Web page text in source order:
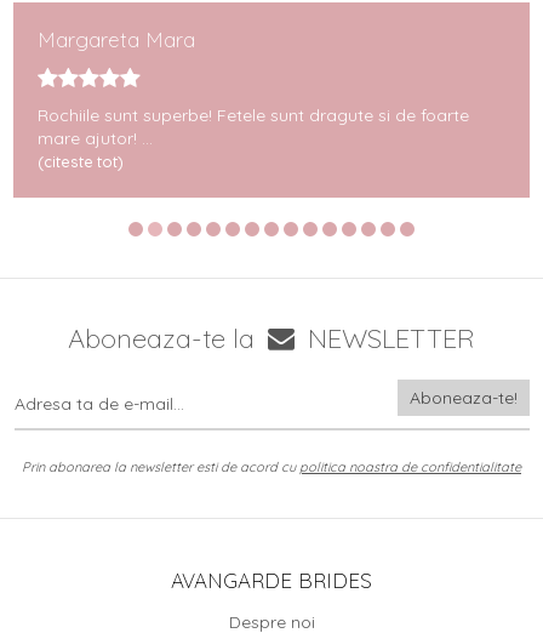
Margareta Mara
Rochiile sunt superbe! Fetele sunt dragute si de foarte
mare ajutor! ...
(citeste tot)
Aboneaza-te la NEWSLETTER
Prin abonarea la newsletter esti de acord cu politica noastra de confidentialitate
AVANGARDE BRIDES
Despre noi